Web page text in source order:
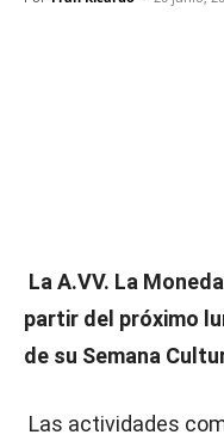
La A.VV. La
partir del próximo
de su Semana
Las actividades